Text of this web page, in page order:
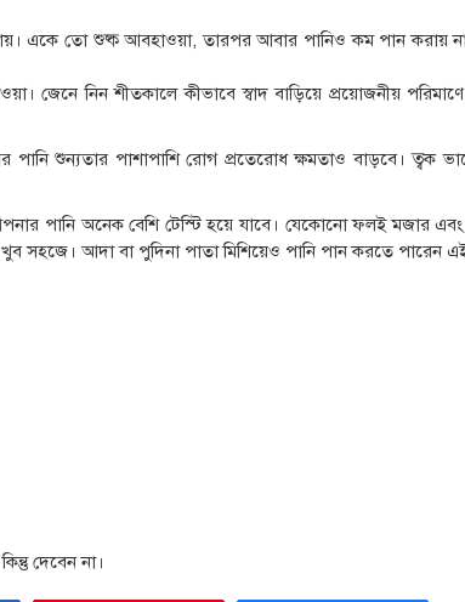
একে তো শুষ্ক আবহাওয়া, তারপর আবার পানিও কম পান করায়
জেনে নিন শীতকালে কীভাবে স্বাদ বাড়িয়ে প্রয়োজনীয়
পানি শুন্যতার পাশাপাশি রোগ প্রতেরোধ ক্ষমতাও বাড়বে। ত্বক
পানি অনেক বেশি টেস্টি হয়ে যাবে। যেকোনো ফলই মজার
সহজে। আদা বা পুদিনা পাতা মিশিয়েও পানি পান করতে পারেন
দেবেন না।